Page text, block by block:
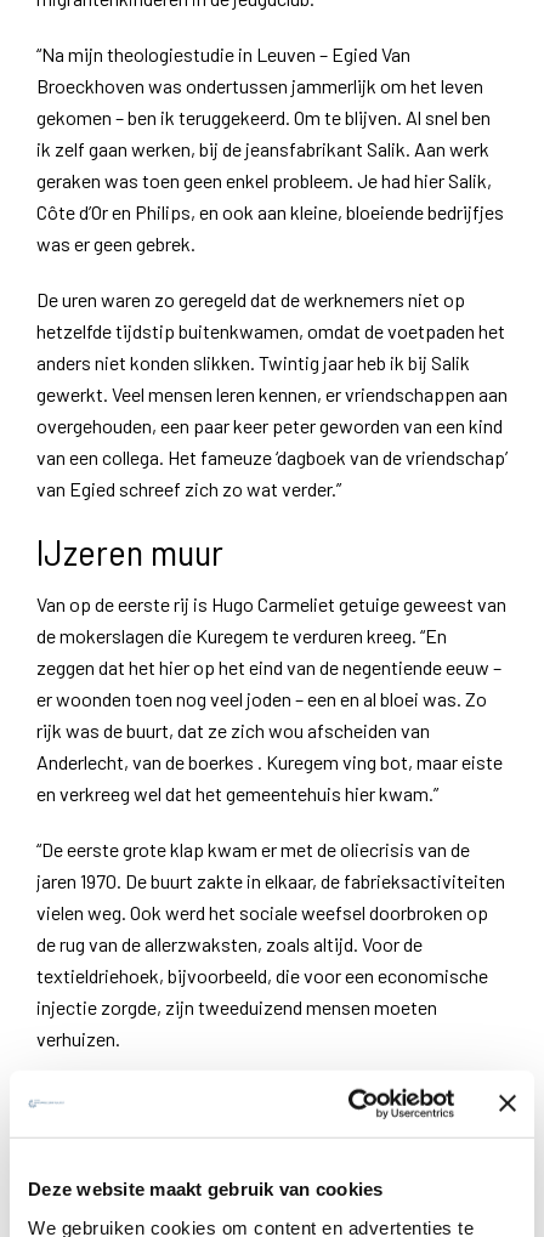
Deze website maakt gebruik van cookies
We gebruiken cookies om content en advertenties te
“Na mijn theologiestudie in Leuven – Egied Van
Broeckhoven was ondertussen jammerlijk om het leven
gekomen – ben ik teruggekeerd. Om te blijven. Al snel ben
ik zelf gaan werken, bij de jeansfabrikant Salik. Aan werk
geraken was toen geen enkel probleem. Je had hier Salik,
Côte d’Or en Philips, en ook aan kleine, bloeiende bedrijfjes
was er geen gebrek.
De uren waren zo geregeld dat de werknemers niet op
hetzelfde tijdstip buitenkwamen, omdat de voetpaden het
anders niet konden slikken. Twintig jaar heb ik bij Salik
gewerkt. Veel mensen leren kennen, er vriendschappen aan
overgehouden, een paar keer peter geworden van een kind
van een collega. Het fameuze ‘dagboek van de vriendschap’
van Egied schreef zich zo wat verder.”
IJzeren muur
Van op de eerste rij is Hugo Carmeliet getuige geweest van
de mokerslagen die Kuregem te verduren kreeg. “En
zeggen dat het hier op het eind van de negentiende eeuw –
er woonden toen nog veel joden – een en al bloei was. Zo
rijk was de buurt, dat ze zich wou afscheiden van
Anderlecht, van de boerkes . Kuregem ving bot, maar eiste
en verkreeg wel dat het gemeentehuis hier kwam.”
“De eerste grote klap kwam er met de oliecrisis van de
jaren 1970. De buurt zakte in elkaar, de fabrieksactiviteiten
vielen weg. Ook werd het sociale weefsel doorbroken op
de rug van de allerzwaksten, zoals altijd. Voor de
textieldriehoek, bijvoorbeeld, die voor een economische
injectie zorgde, zijn tweeduizend mensen moeten
verhuizen.
Het ging zelfs zo ver dat Kuregem symbolisch als een
getto van de rest van de gemeente werd afgesloten door
toen de Berlijnse Muur werd afgebroken, werd hier een
ijzeren muur gebouwd, om de bewoners van de sociale